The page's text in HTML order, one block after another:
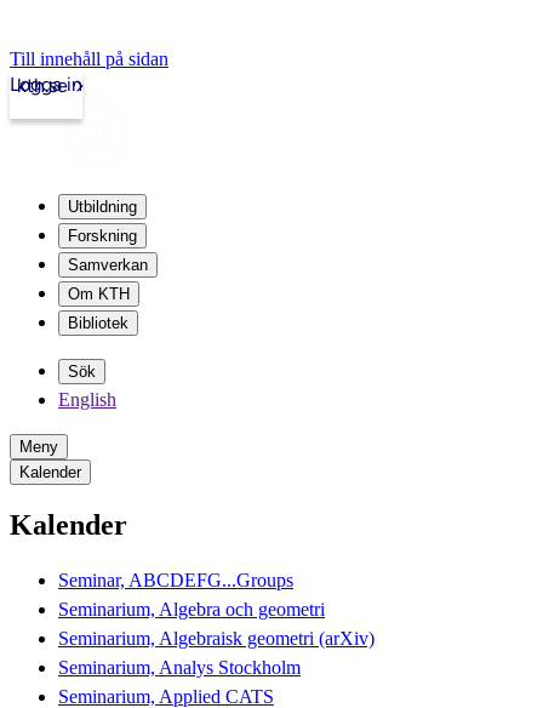
Till innehåll på sidan
kth.se
Logga in
Utbildning
Forskning
Samverkan
Om KTH
Bibliotek
Sök
English
Meny
Kalender
Kalender
Seminar, ABCDEFG...Groups
Seminarium, Algebra och geometri
Seminarium, Algebraisk geometri (arXiv)
Seminarium, Analys Stockholm
Seminarium, Applied CATS